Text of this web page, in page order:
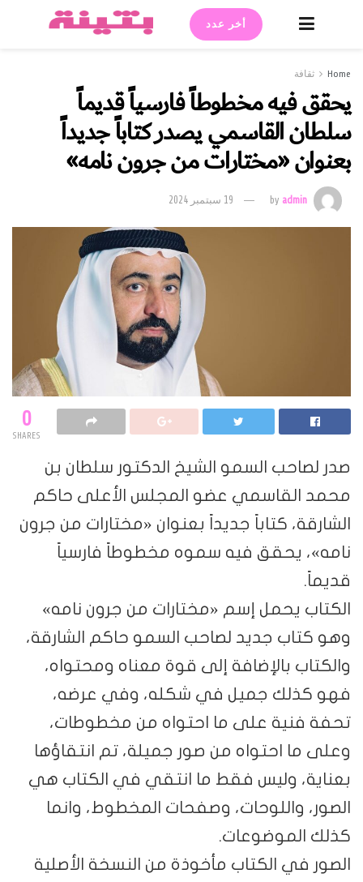
أخر عدد
Home ثقافة
يحقق فيه مخطوطاً فارسياً قديماً
سلطان القاسمي يصدر كتاباً جديداً
بعنوان «مختارات من جرون نامه»
byadmin 19 سبتمبر 2024
0
SHARES
صدر لصاحب السمو الشيخ الدكتور سلطان بن
محمد القاسمي عضو المجلس الأعلى حاكم
الشارقة، كتاباً جديداً بعنوان «مختارات من جرون
نامه»، يحقق فيه سموه مخطوطاً فارسياً
قديماً.
الكتاب يحمل إسم «مختارات من جرون نامه»
وهو كتاب جديد لصاحب السمو حاكم الشارقة،
والكتاب بالإضافة إلى قوة معناه ومحتواه،
فهو كذلك جميل في شكله، وفي عرضه،
تحفة فنية على ما احتواه من مخطوطات،
وعلى ما احتواه من صور جميلة، تم انتقاؤها
بعناية، وليس فقط ما انتقي في الكتاب هي
الصور، واللوحات، وصفحات المخطوط، وانما
كذلك الموضوعات.
الصور في الكتاب مأخوذة من النسخة الأصلية